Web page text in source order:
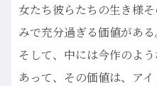
女たち彼らたちの生き様
みで充分過ぎる価値がある
そして、中には今作のよ
あって、その価値は、ア